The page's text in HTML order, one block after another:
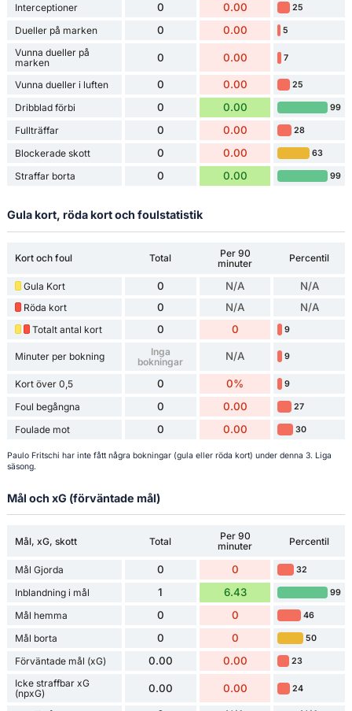
Interceptioner 0 0.00 25
Dueller på marken 0 0.00 5
Vunna dueller på
marken
0 0.00 7
Vunna dueller i luften 0 0.00 25
Dribblad förbi 0 0.00 99
Fullträffar 0 0.00 28
Blockerade skott 0 0.00 63
Straffar borta 0 0.00 99
Gula kort, röda kort och foulstatistik
Kort och foul Total
Per 90
minuter
Percentil
Gula Kort 0 N/A N/A
Röda kort 0 N/A N/A
Totalt antal kort 0 0 9
Minuter per bokning
Inga
bokningar
N/A 9
Kort över 0,5 0 0% 9
Foul begångna 0 0.00 27
Foulade mot 0 0.00 30
Paulo Fritschi har inte fått några bokningar (gula eller röda kort) under denna 3. Liga
säsong.
Mål och xG (förväntade mål)
Mål, xG, skott Total
Per 90
minuter
Percentil
Mål Gjorda 0 0 32
Inblandning i mål 1 6.43 99
Mål hemma 0 0 46
Mål borta 0 0 50
Förväntade mål (xG) 0.00 0.00 23
Icke straffbar xG
(npxG)
0.00 0.00 24